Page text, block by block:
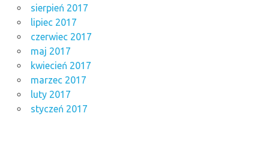
sierpień 2017
lipiec 2017
czerwiec 2017
maj 2017
kwiecień 2017
marzec 2017
luty 2017
styczeń 2017